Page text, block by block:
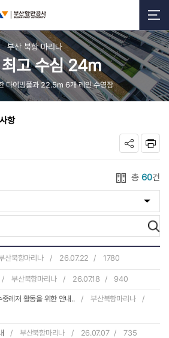
부산 북항 마리나
고 수심 24m
다이빙풀과 22.5m 6개 레인 수영장
항
총 60건
산북항마리나 26.07.22 1780
부산북항마리나 26.07.18 940
레저 활동을 위한 안내..
부산북항마리나
부산북항마리나 26.07.07 735